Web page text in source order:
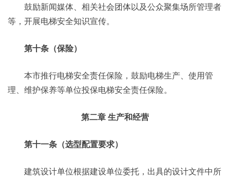
鼓励新闻媒体、相关社会团体以及公众聚集场所管理者
等，开展电梯安全知识宣传。
第十条（保险）
本市推行电梯安全责任保险，鼓励电梯生产、使用管
理、维护保养等单位投保电梯安全责任保险。
第二章 生产和经营
第十一条（选型配置要求）
建筑设计单位根据建设单位委托，出具的设计文件中所